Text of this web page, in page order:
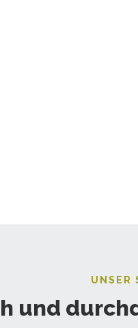
UNSER
und